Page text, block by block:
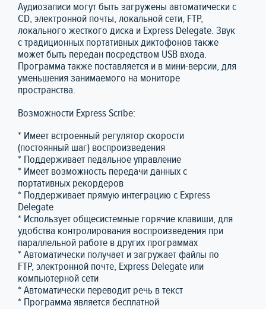
Аудиозаписи могут быть загружены автоматически с
CD, электронной почты, локальной сети, FTP,
локального жесткого диска и Express Delegate. Звук
с традиционных портативных диктофонов также
может быть передан посредством USB входа.
Программа также поставляется и в мини-версии, для
уменьшения занимаемого на мониторе
пространства.
Возможности Express Scribe:
* Имеет встроенный регулятор скорости
(постоянный шаг) воспроизведения
* Поддерживает педальное управление
* Имеет возможность передачи данных с
портативных рекордеров
* Поддерживает прямую интеграцию с Express
Delegate
* Использует общесистемные горячие клавиши, для
удобства контролирования воспроизведения при
параллельной работе в других программах
* Автоматически получает и загружает файлы по
FTP, электронной почте, Express Delegate или
компьютерной сети
* Автоматически переводит речь в текст
* Программа является бесплатной